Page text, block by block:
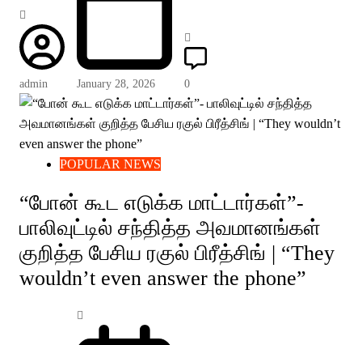
admin January 28, 2026 0
POPULAR NEWS
“போன் கூட எடுக்க மாட்டார்கள்”-
பாலிவுட்டில் சந்தித்த அவமானங்கள்
குறித்த பேசிய ரகுல் பிரீத்சிங் | “They
wouldn’t even answer the phone”